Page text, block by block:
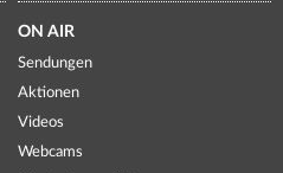
ON AIR
Sendungen
Aktionen
Videos
Webcams